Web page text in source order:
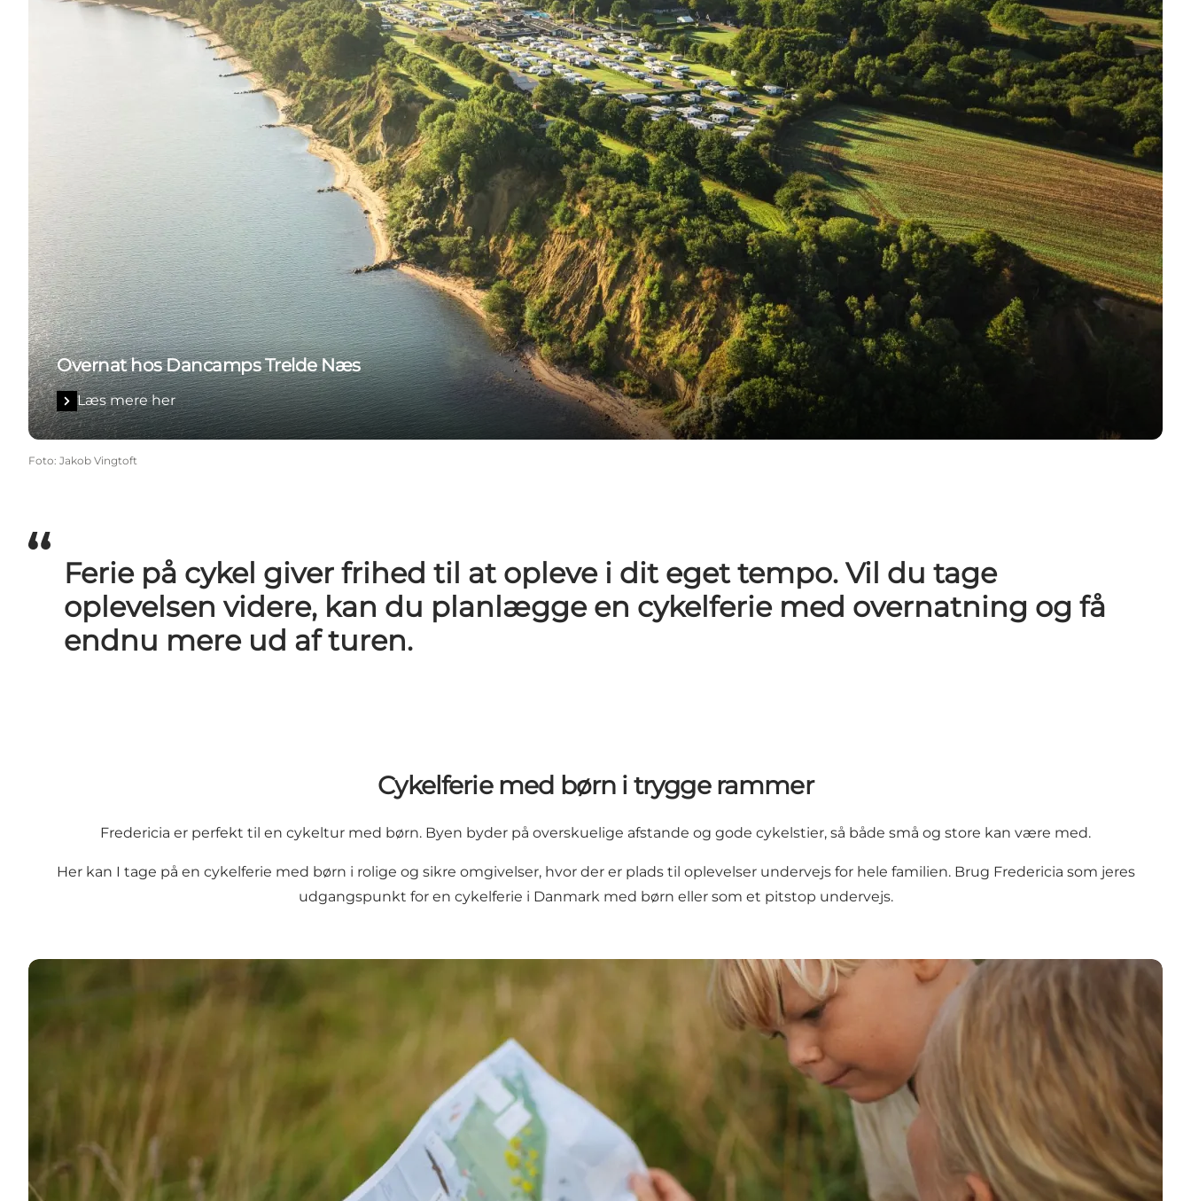
Overnat hos Dancamps Trelde Næs
Læs mere her
Foto: Jakob Vingtoft
Ferie på cykel giver frihed til at opleve i dit eget tempo. Vil du tage
oplevelsen videre, kan du planlægge en cykelferie med overnatning og få
endnu mere ud af turen.
Cykelferie med børn i trygge rammer
Fredericia er perfekt til en cykeltur med børn. Byen byder på overskuelige afstande og gode cykelstier, så både små og store kan være med.
Her kan I tage på en cykelferie med børn i rolige og sikre omgivelser, hvor der er plads til oplevelser undervejs for hele familien. Brug Fredericia som jeres
udgangspunkt for en cykelferie i Danmark med børn eller som et pitstop undervejs.
Fredericia for børn